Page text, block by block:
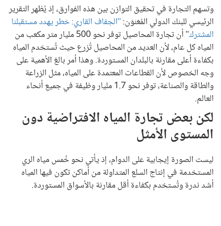
وتسهم التجارة في تحقيق التوازن بين هذه الفوارق، إذ يُظهر التقرير
الرئيسي للبنك الدولي المُعَنوَن:"الجفاف القاري: خطر يهدد مستقبلنا
المشترك
" أن تجارة المحاصيل توفر نحو 500 مليار متر مكعب من
المياه كل عام، لأن العديد من المحاصيل تُزرع حيث تُستخدم المياه
بكفاءة أعلى مقارنة بالبلدان المستوردة. وهذا أمر بالغ الأهمية على
وجه الخصوص لأن القطاعات المعتمدة على المياه، مثل الزراعة
والطاقة والصناعة، توفر نحو 1.7 مليار وظيفة في جميع أنحاء
العالم.
لكن بعض تجارة المياه الافتراضية دون
المستوى الأمثل
ليست الصورة إيجابية على الدوام، إذ يأتي نحو خُمس مياه الري
المستخدمة في إنتاج السلع المتداولة من أماكن تكون فيها المياه
أشد ندرة وتُستخدم بكفاءة أقل مقارنة بالأسواق المستوردة.